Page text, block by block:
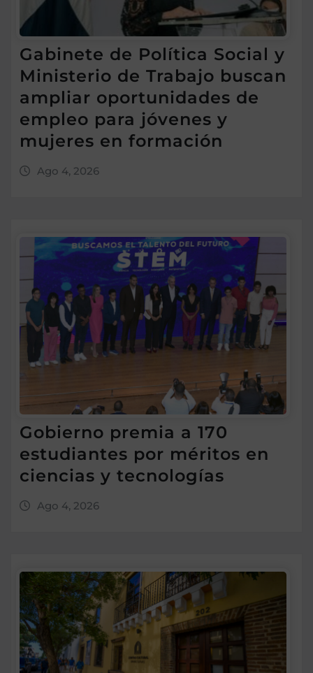
Gabinete de Política Social y
Ministerio de Trabajo buscan
ampliar oportunidades de
empleo para jóvenes y
mujeres en formación
Ago 4, 2026
Gobierno premia a 170
estudiantes por méritos en
ciencias y tecnologías
Ago 4, 2026